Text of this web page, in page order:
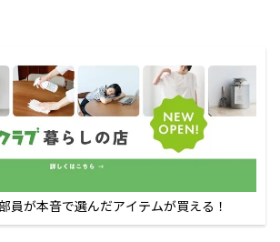
員が本音で選んだアイテムが買える！